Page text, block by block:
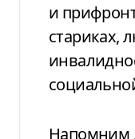
и
стариках,
Напомним